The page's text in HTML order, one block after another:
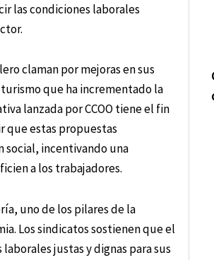
las condiciones laborales
claman por mejoras en sus
que ha incrementado la
lanzada por CCOO tiene el fin
que estas propuestas
social, incentivando una
a los trabajadores.
uno de los pilares de la
Los sindicatos sostienen que el
justas y dignas para sus